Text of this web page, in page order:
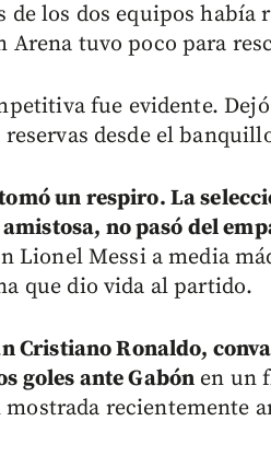
de los dos equipos
Arena tuvo poco para
fue evidente.
desde el
un respiro. La
no pasó del
Lionel Messi a media
que dio vida al partido.
Cristiano Ronaldo,
goles ante Gabón en un
recientemente